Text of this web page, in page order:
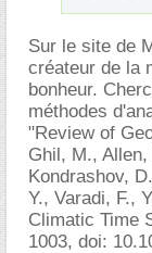
Sur le site de
créateur de la
bonheur.
méthodes
"Review of
Ghil, M.,
Kondrashov,
Y., Varadi, F.,
Climatic Time
1003, doi: